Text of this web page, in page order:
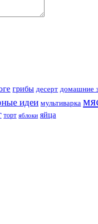
грибы десерт домашние
идеи мультиварка
торт яблоки яйца